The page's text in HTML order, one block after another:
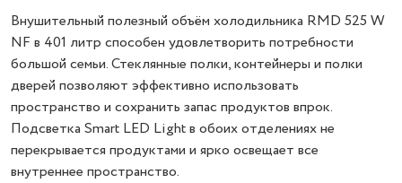
Внушительный полезный объём холодильника RMD 525 W
NF в 401 литр способен удовлетворить потребности
большой семьи. Стеклянные полки, контейнеры и полки
дверей позволяют эффективно использовать
пространство и сохранить запас продуктов впрок.
Подсветка Smart LED Light в обоих отделениях не
перекрывается продуктами и ярко освещает все
внутреннее пространство.